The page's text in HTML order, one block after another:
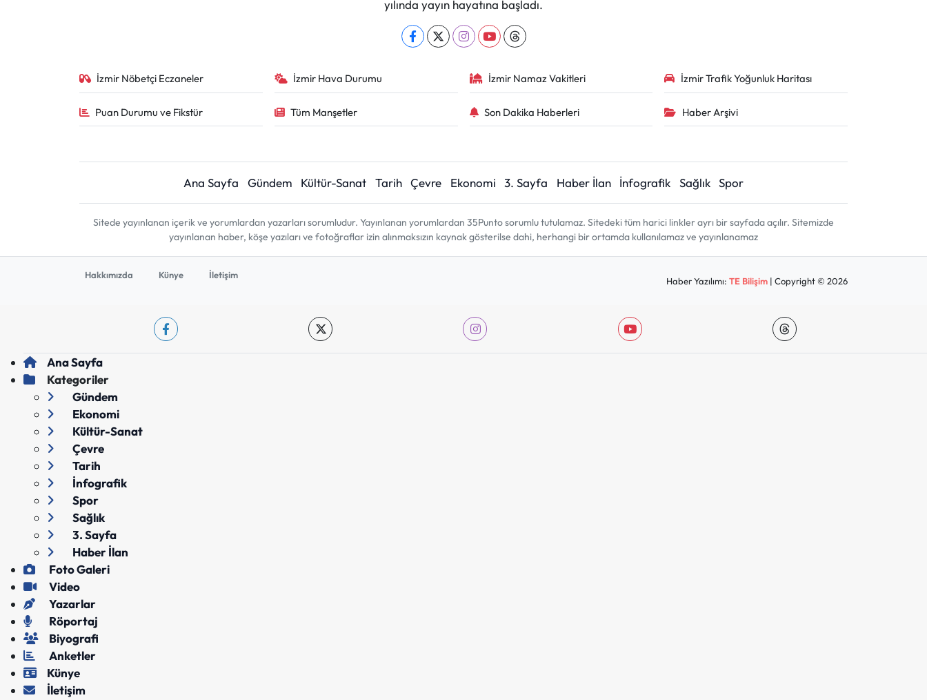
yılında yayın hayatına başladı.
İzmir Nöbetçi Eczaneler İzmir Hava Durumu İzmir Namaz Vakitleri İzmir Trafik Yoğunluk Haritası
Puan Durumu ve Fikstür Tüm Manşetler Son Dakika Haberleri Haber Arşivi
Ana Sayfa Gündem Kültür-Sanat Tarih Çevre Ekonomi 3. Sayfa Haber İlan İnfografik Sağlık Spor
Sitede yayınlanan içerik ve yorumlardan yazarları sorumludur. Yayınlanan yorumlardan 35Punto sorumlu tutulamaz. Sitedeki tüm harici linkler ayrı bir sayfada açılır. Sitemizde
yayınlanan haber, köşe yazıları ve fotoğraflar izin alınmaksızın kaynak gösterilse dahi, herhangi bir ortamda kullanılamaz ve yayınlanamaz
Hakkımızda Künye İletişim
Haber Yazılımı:TE Bilişim | Copyright © 2026
Ana Sayfa
Kategoriler
Gündem
Ekonomi
Kültür-Sanat
Çevre
Tarih
İnfografik
Spor
Sağlık
3. Sayfa
Haber İlan
Foto Galeri
Video
Yazarlar
Röportaj
Biyografi
Anketler
Künye
İletişim